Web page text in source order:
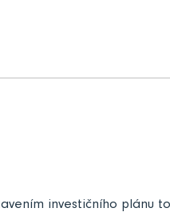
investičního plánu